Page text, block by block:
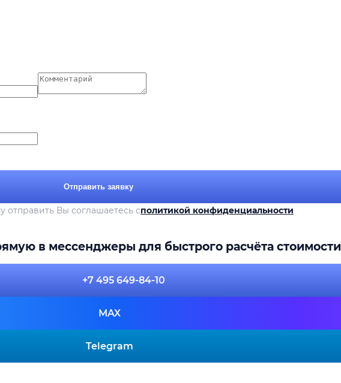
Отправить заявку
отправить Вы соглашаетесь сполитикой конфиденциальности
в мессенджеры для быстрого расчёта стоимости
+7 495 649-84-10
MAX
Telegram